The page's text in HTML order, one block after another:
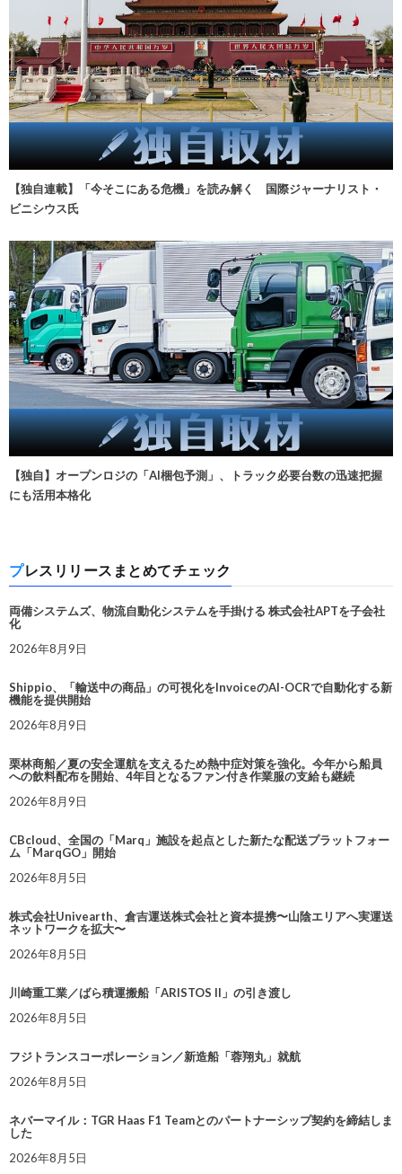
【独自連載】「今そこにある危機」を読み解く 国際ジャーナリスト・
ビニシウス氏
【独自】オープンロジの「AI梱包予測」、トラック必要台数の迅速把握
にも活用本格化
プレスリリースまとめてチェック
両備システムズ、物流自動化システムを手掛ける 株式会社APTを子会社
化
2026年8月9日
Shippio、「輸送中の商品」の可視化をInvoiceのAI-OCRで自動化する新
機能を提供開始
2026年8月9日
栗林商船／夏の安全運航を支えるため熱中症対策を強化。今年から船員
への飲料配布を開始、4年目となるファン付き作業服の支給も継続
2026年8月9日
CBcloud、全国の「Marq」施設を起点とした新たな配送プラットフォー
ム「MarqGO」開始
2026年8月5日
株式会社Univearth、倉吉運送株式会社と資本提携〜山陰エリアへ実運送
ネットワークを拡大〜
2026年8月5日
川崎重工業／ばら積運搬船「ARISTOS II」の引き渡し
2026年8月5日
フジトランスコーポレーション／新造船「蓉翔丸」就航
2026年8月5日
ネバーマイル：TGR Haas F1 Teamとのパートナーシップ契約を締結しま
した
2026年8月5日